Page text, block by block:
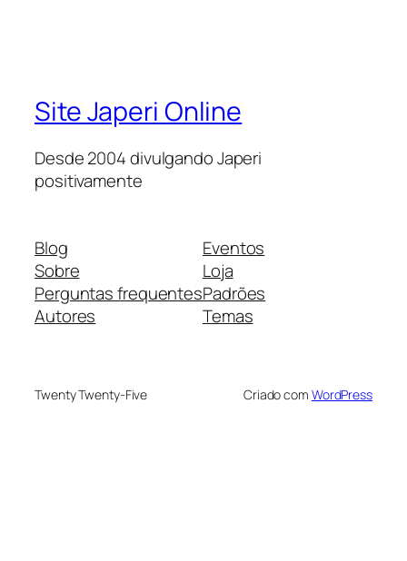
Site Japeri Online
Desde 2004 divulgando Japeri
positivamente
Blog
Sobre
Perguntas frequentes
Autores
Eventos
Loja
Padrões
Temas
Twenty Twenty-Five Criado com WordPress